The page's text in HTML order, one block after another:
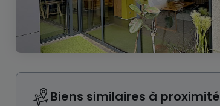
Biens similaires à proximité